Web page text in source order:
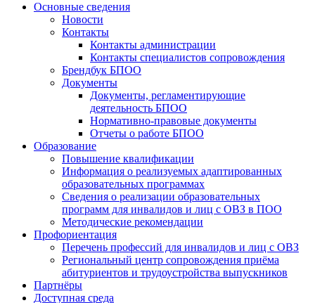
Основные сведения
Новости
Контакты
Контакты администрации
Контакты специалистов сопровождения
Брендбук БПОО
Документы
Документы, регламентирующие
деятельность БПОО
Нормативно-правовые документы
Отчеты о работе БПОО
Образование
Повышение квалификации
Информация о реализуемых адаптированных
образовательных программах
Сведения о реализации образовательных
программ для инвалидов и лиц с ОВЗ в ПОО
Методические рекомендации
Профориентация
Перечень профессий для инвалидов и лиц с ОВЗ
Региональный центр сопровождения приёма
абитуриентов и трудоустройства выпускников
Партнёры
Доступная среда